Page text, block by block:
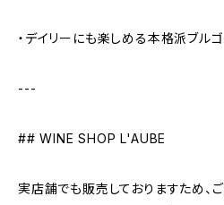
・デイリーにも楽しめる本格派ブル
---
## WINE SHOP L'AUBE
実店舗でも販売しておりますため、